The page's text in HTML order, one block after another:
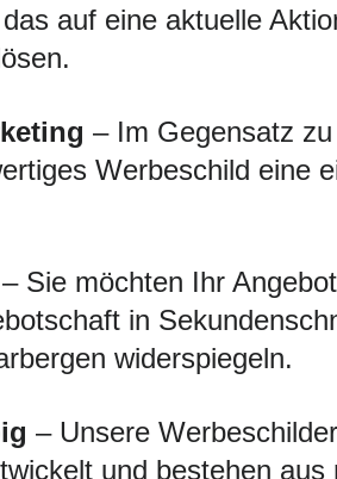
auf eine aktuelle
– Im Gegensatz
Werbeschild eine
– Sie möchten Ihr
in
widerspiegeln.
– Unsere
und bestehen